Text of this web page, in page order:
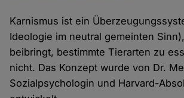
Karnismus ist ein
Ideologie im neutral gemeinten
beibringt, bestimmte Tierarten zu
nicht. Das Konzept wurde von Dr.
Sozialpsychologin und Harvard-